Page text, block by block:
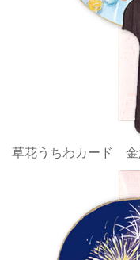
草花うちわカード